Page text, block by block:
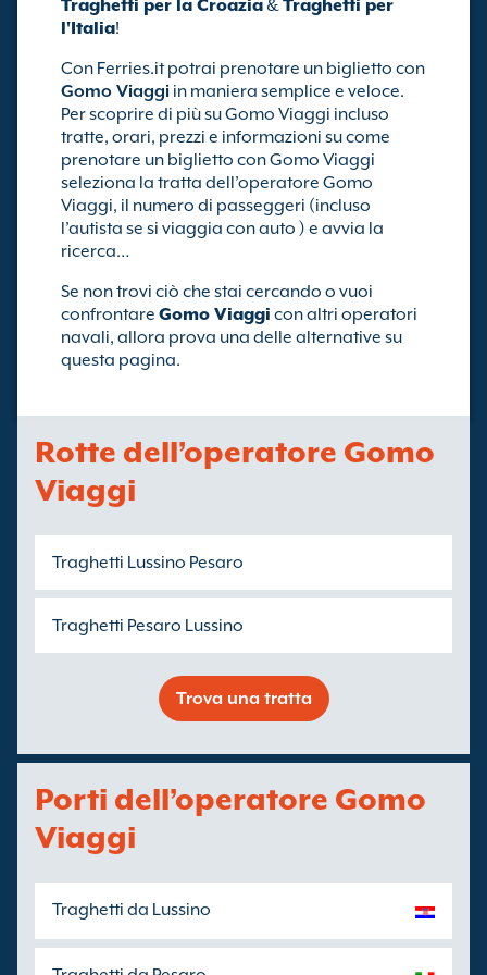
Traghetti per la Croazia&Traghetti per
l'Italia!
Con Ferries.it potrai prenotare un biglietto con
Gomo Viaggi in maniera semplice e veloce.
Per scoprire di più su Gomo Viaggi incluso
tratte, orari, prezzi e informazioni su come
prenotare un biglietto con Gomo Viaggi
seleziona la tratta dell’operatore Gomo
Viaggi, il numero di passeggeri (incluso
l’autista se si viaggia con auto ) e avvia la
ricerca…
Se non trovi ciò che stai cercando o vuoi
confrontare Gomo Viaggi con altri operatori
navali, allora prova una delle alternative su
questa pagina.
Rotte dell’operatore Gomo
Viaggi
Traghetti Lussino Pesaro
Traghetti Pesaro Lussino
Trova una tratta
Porti dell’operatore Gomo
Viaggi
Traghetti da Lussino